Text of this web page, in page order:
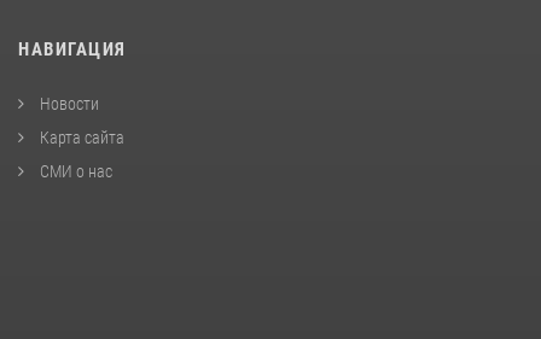
НАВИГАЦИЯ
Новости
Карта сайта
СМИ о нас